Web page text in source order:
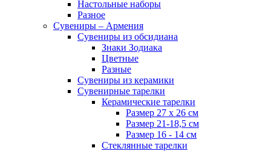
Настольные наборы
Разное
Сувениры – Армения
Сувениры из обсидиана
Знаки Зодиака
Цветные
Разные
Сувениры из керамики
Сувенирные тарелки
Керамические тарелки
Размер 27 х 26 см
Размер 21-18,5 см
Размер 16 - 14 см
Стеклянные тарелки